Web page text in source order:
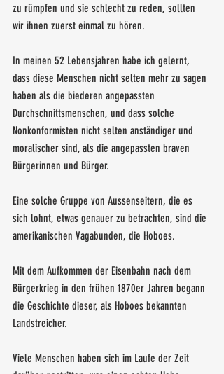
zu rümpfen und sie schlecht zu reden, sollten
wir ihnen zuerst einmal zu hören.
In meinen 52 Lebensjahren habe ich gelernt,
dass diese Menschen nicht selten mehr zu sagen
haben als die biederen angepassten
Durchschnittsmenschen, und dass solche
Nonkonformisten nicht selten anständiger und
moralischer sind, als die angepassten braven
Bürgerinnen und Bürger.
Eine solche Gruppe von Aussenseitern, die es
sich lohnt, etwas genauer zu betrachten, sind die
amerikanischen Vagabunden, die Hoboes.
Mit dem Aufkommen der Eisenbahn nach dem
Bürgerkrieg in den frühen 1870er Jahren begann
die Geschichte dieser, als Hoboes bekannten
Landstreicher.
Viele Menschen haben sich im Laufe der Zeit